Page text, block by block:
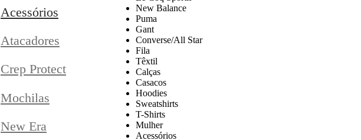
Acessórios
Atacadores
Crep Protect
Mochilas
New Era
New Balance
Puma
Gant
Converse/All Star
Fila
Têxtil
Calças
Casacos
Hoodies
Sweatshirts
T-Shirts
Mulher
Acessórios